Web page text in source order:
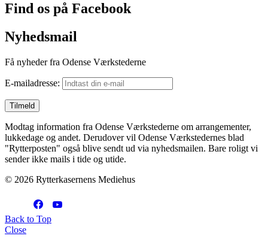
Find os på Facebook
Nyhedsmail
Få nyheder fra Odense Værkstederne
E-mailadresse:
Modtag information fra Odense Værkstederne om arrangementer,
lukkedage og andet. Derudover vil Odense Værkstedernes blad
"Rytterposten" også blive sendt ud via nyhedsmailen. Bare roligt vi
sender ikke mails i tide og utide.
© 2026 Rytterkasernens Mediehus
Back to Top
Close